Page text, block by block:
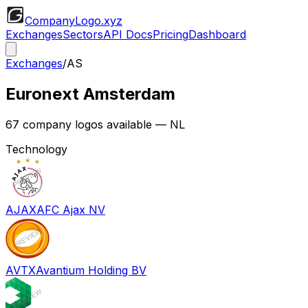
CompanyLogo.xyz
ExchangesSectorsAPI DocsPricingDashboard
Exchanges/AS
Euronext Amsterdam
67 company logos available — NL
Technology
AJAXAFC Ajax NV
AVTXAvantium Holding BV